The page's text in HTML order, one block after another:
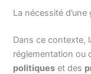
La nécessité
Dans ce contexte,
réglementation ou
politiques et des